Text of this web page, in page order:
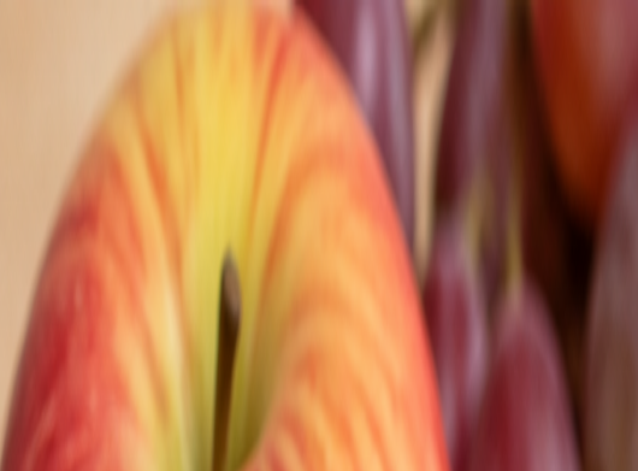
Nedeľa, 9. augusta 2026 Meniny má Ľubomíra